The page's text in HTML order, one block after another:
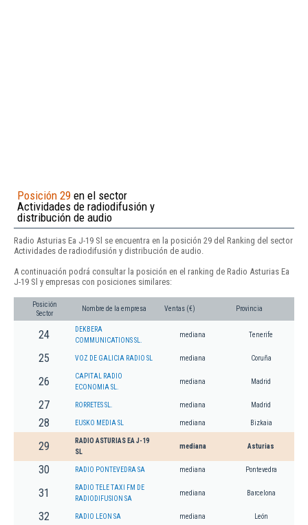
Posición 29 en el sector
Actividades de radiodifusión y
distribución de audio
Radio Asturias Ea J-19 Sl se encuentra en la posición 29 del Ranking del sector
Actividades de radiodifusión y distribución de audio.
A continuación podrá consultar la posición en el ranking de Radio Asturias Ea
J-19 Sl y empresas con posiciones similares:
Posición
Sector
Nombre de la empresa Ventas (€) Provincia
24
DEKBERA
COMMUNICATIONS SL.
mediana Tenerife
25 VOZ DE GALICIA RADIO SL mediana Coruña
26
CAPITAL RADIO
ECONOMIA SL.
mediana Madrid
27 RORRETES SL. mediana Madrid
28 EUSKO MEDIA SL mediana Bizkaia
29
RADIO ASTURIAS EA J-19
SL
mediana Asturias
30 RADIO PONTEVEDRA SA mediana Pontevedra
31
RADIO TELE TAXI FM DE
RADIODIFUSION SA
mediana Barcelona
32 RADIO LEON SA mediana León